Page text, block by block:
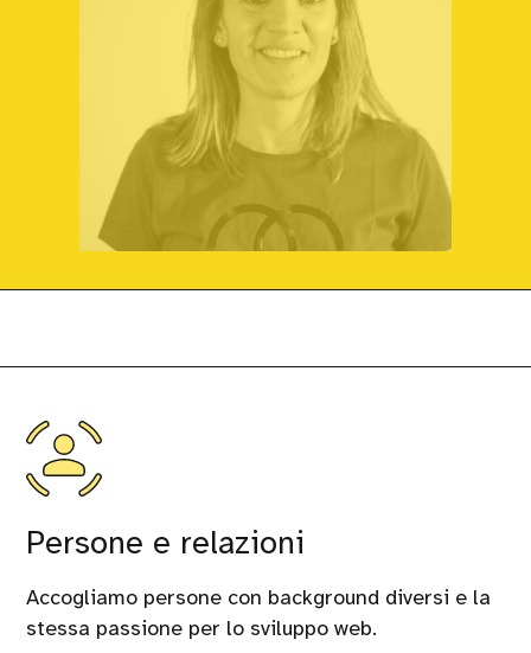
Persone e relazioni
Accogliamo persone con background diversi e la
stessa passione per lo sviluppo web.